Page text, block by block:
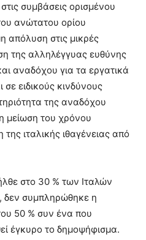
συμβάσεις ορισμένου
ανώτατου ορίου
απόλυση στις μικρές
της αλληλέγγυας ευθύνης
αναδόχου για τα εργατικά
ειδικούς κινδύνους
της αναδόχου
μείωση του χρόνου
ιταλικής ιθαγένειας από
στο 30 % των Ιταλών
δεν συμπληρώθηκε η
50 % συν ένα που
έγκυρο το δημοψήφισμα.